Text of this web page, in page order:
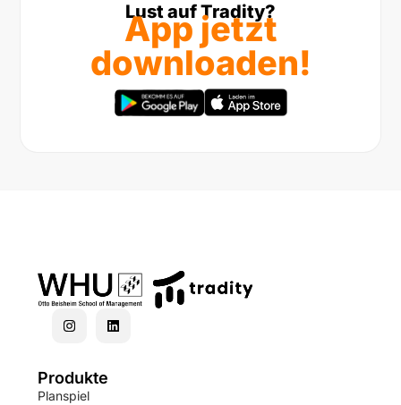
Lust auf Tradity?
App jetzt
downloaden!
Produkte
Planspiel